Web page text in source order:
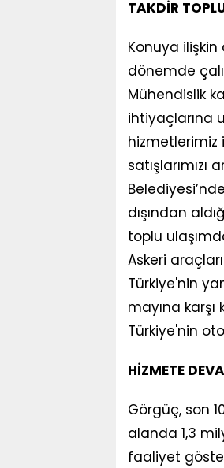
TAKDİR
Konuya
dönemde
Mühendislik
ihtiyaçlarına
hizmetlerimiz
satışlarımızı
dışından
toplu
Askeri
Türkiye'nin
mayına karşı
Türkiye'nin
HİZMETE
Görgüç, son
alanda 1,3
faaliyet